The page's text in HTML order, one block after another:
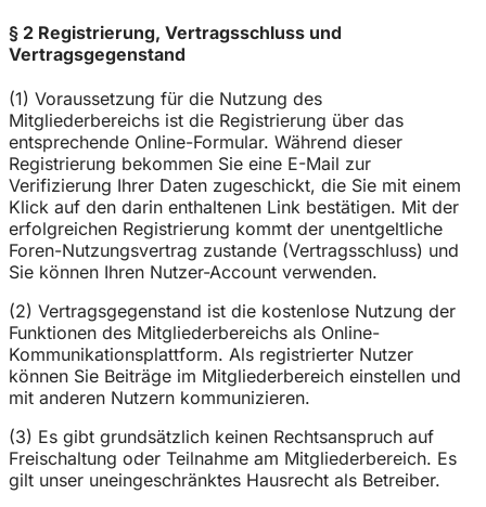
§ 2 Registrierung, Vertragsschluss und
Vertragsgegenstand
(1) Voraussetzung für die Nutzung des
Mitgliederbereichs ist die Registrierung über das
entsprechende Online-Formular. Während dieser
Registrierung bekommen Sie eine E-Mail zur
Verifizierung Ihrer Daten zugeschickt, die Sie mit einem
Klick auf den darin enthaltenen Link bestätigen. Mit der
erfolgreichen Registrierung kommt der unentgeltliche
Foren-Nutzungsvertrag zustande (Vertragsschluss) und
Sie können Ihren Nutzer-Account verwenden.
(2) Vertragsgegenstand ist die kostenlose Nutzung der
Funktionen des Mitgliederbereichs als Online-
Kommunikationsplattform. Als registrierter Nutzer
können Sie Beiträge im Mitgliederbereich einstellen und
mit anderen Nutzern kommunizieren.
(3) Es gibt grundsätzlich keinen Rechtsanspruch auf
Freischaltung oder Teilnahme am Mitgliederbereich. Es
gilt unser uneingeschränktes Hausrecht als Betreiber.